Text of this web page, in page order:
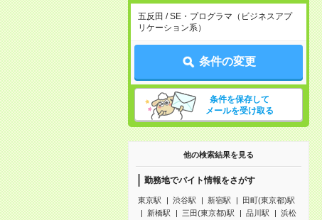
五反田 / SE・プログラマ（ビジネスアプ
リケーション系）
条件の変更
条件を保存して
メールを受け取る
他の検索結果を見る
勤務地でバイト情報をさがす
東京駅 渋谷駅 新宿駅
田町(東京都)駅
新橋駅
三田(東京都)駅 品川駅
浜松